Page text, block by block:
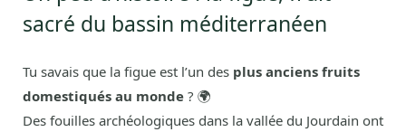
sacré du bassin méditerranéen
Tu savais que la figue est l’un des plus anciens fruits
domestiqués au monde ? 🌍
Des fouilles archéologiques dans la vallée du Jourdain ont